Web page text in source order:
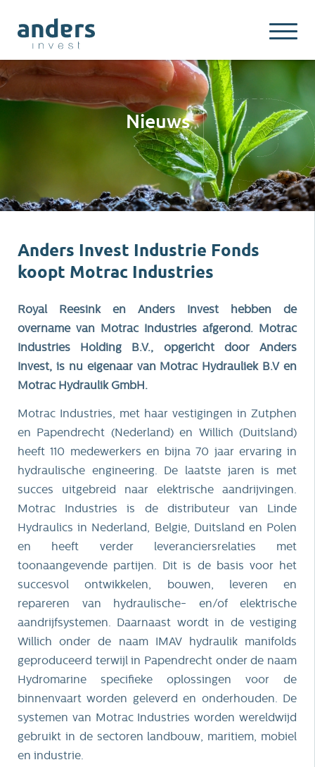
Nieuws
Anders Invest Industrie Fonds
koopt Motrac Industries
Royal Reesink en Anders Invest hebben de
overname van Motrac Industries afgerond. Motrac
Industries Holding B.V., opgericht door Anders
Invest, is nu eigenaar van Motrac Hydrauliek B.V en
Motrac Hydraulik GmbH.
Motrac Industries, met haar vestigingen in Zutphen
en Papendrecht (Nederland) en Willich (Duitsland)
heeft 110 medewerkers en bijna 70 jaar ervaring in
hydraulische engineering. De laatste jaren is met
succes uitgebreid naar elektrische aandrijvingen.
Motrac Industries is de distributeur van Linde
Hydraulics in Nederland, België, Duitsland en Polen
en heeft verder leveranciersrelaties met
toonaangevende partijen. Dit is de basis voor het
succesvol ontwikkelen, bouwen, leveren en
repareren van hydraulische- en/of elektrische
aandrijfsystemen. Daarnaast wordt in de vestiging
Willich onder de naam IMAV hydraulik manifolds
geproduceerd terwijl in Papendrecht onder de naam
Hydromarine specifieke oplossingen voor de
binnenvaart worden geleverd en onderhouden. De
systemen van Motrac Industries worden wereldwijd
gebruikt in de sectoren landbouw, maritiem, mobiel
en industrie.